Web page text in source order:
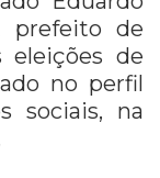
prefeito de
eleições de
no perfil
sociais, na